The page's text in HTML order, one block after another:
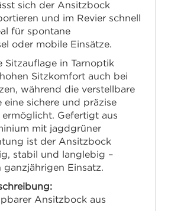
sich der Ansitzbock
und im Revier schnell
für spontane
oder mobile Einsätze.
Sitzauflage in Tarnoptik
Sitzkomfort auch bei
während die verstellbare
eine sichere und präzise
ermöglicht. Gefertigt aus
mit jagdgrüner
ist der Ansitzbock
stabil und langlebig –
Einsatz.
Ansitzbock aus